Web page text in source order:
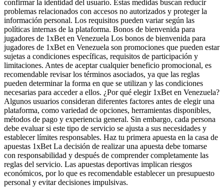
confirmar la identidad del usuario. Estas medidas buscan reducir
problemas relacionados con accesos no autorizados y proteger la
información personal. Los requisitos pueden variar según las
políticas internas de la plataforma. Bonos de bienvenida para
jugadores de 1xBet en Venezuela Los bonos de bienvenida para
jugadores de 1xBet en Venezuela son promociones que pueden estar
sujetas a condiciones específicas, requisitos de participación y
limitaciones. Antes de aceptar cualquier beneficio promocional, es
recomendable revisar los términos asociados, ya que las reglas
pueden determinar la forma en que se utilizan y las condiciones
necesarias para acceder a ellos. ¿Por qué elegir 1xBet en Venezuela?
Algunos usuarios consideran diferentes factores antes de elegir una
plataforma, como variedad de opciones, herramientas disponibles,
métodos de pago y experiencia general. Sin embargo, cada persona
debe evaluar si este tipo de servicio se ajusta a sus necesidades y
establecer límites responsables. Haz tu primera apuesta en la casa de
apuestas 1xBet La decisión de realizar una apuesta debe tomarse
con responsabilidad y después de comprender completamente las
reglas del servicio. Las apuestas deportivas implican riesgos
económicos, por lo que es recomendable establecer un presupuesto
personal y evitar decisiones impulsivas.